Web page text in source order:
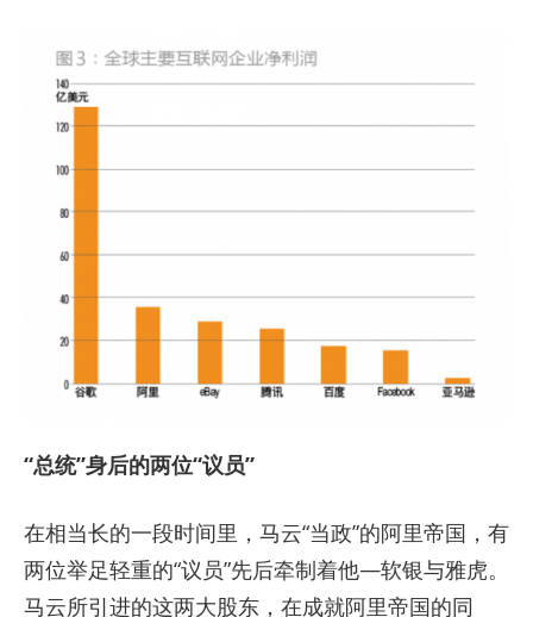
“总统”身后的两位“议员”
在相当长的一段时间里，马云“当政”的阿里帝国，有
两位举足轻重的“议员”先后牵制着他—软银与雅虎。
马云所引进的这两大股东，在成就阿里帝国的同